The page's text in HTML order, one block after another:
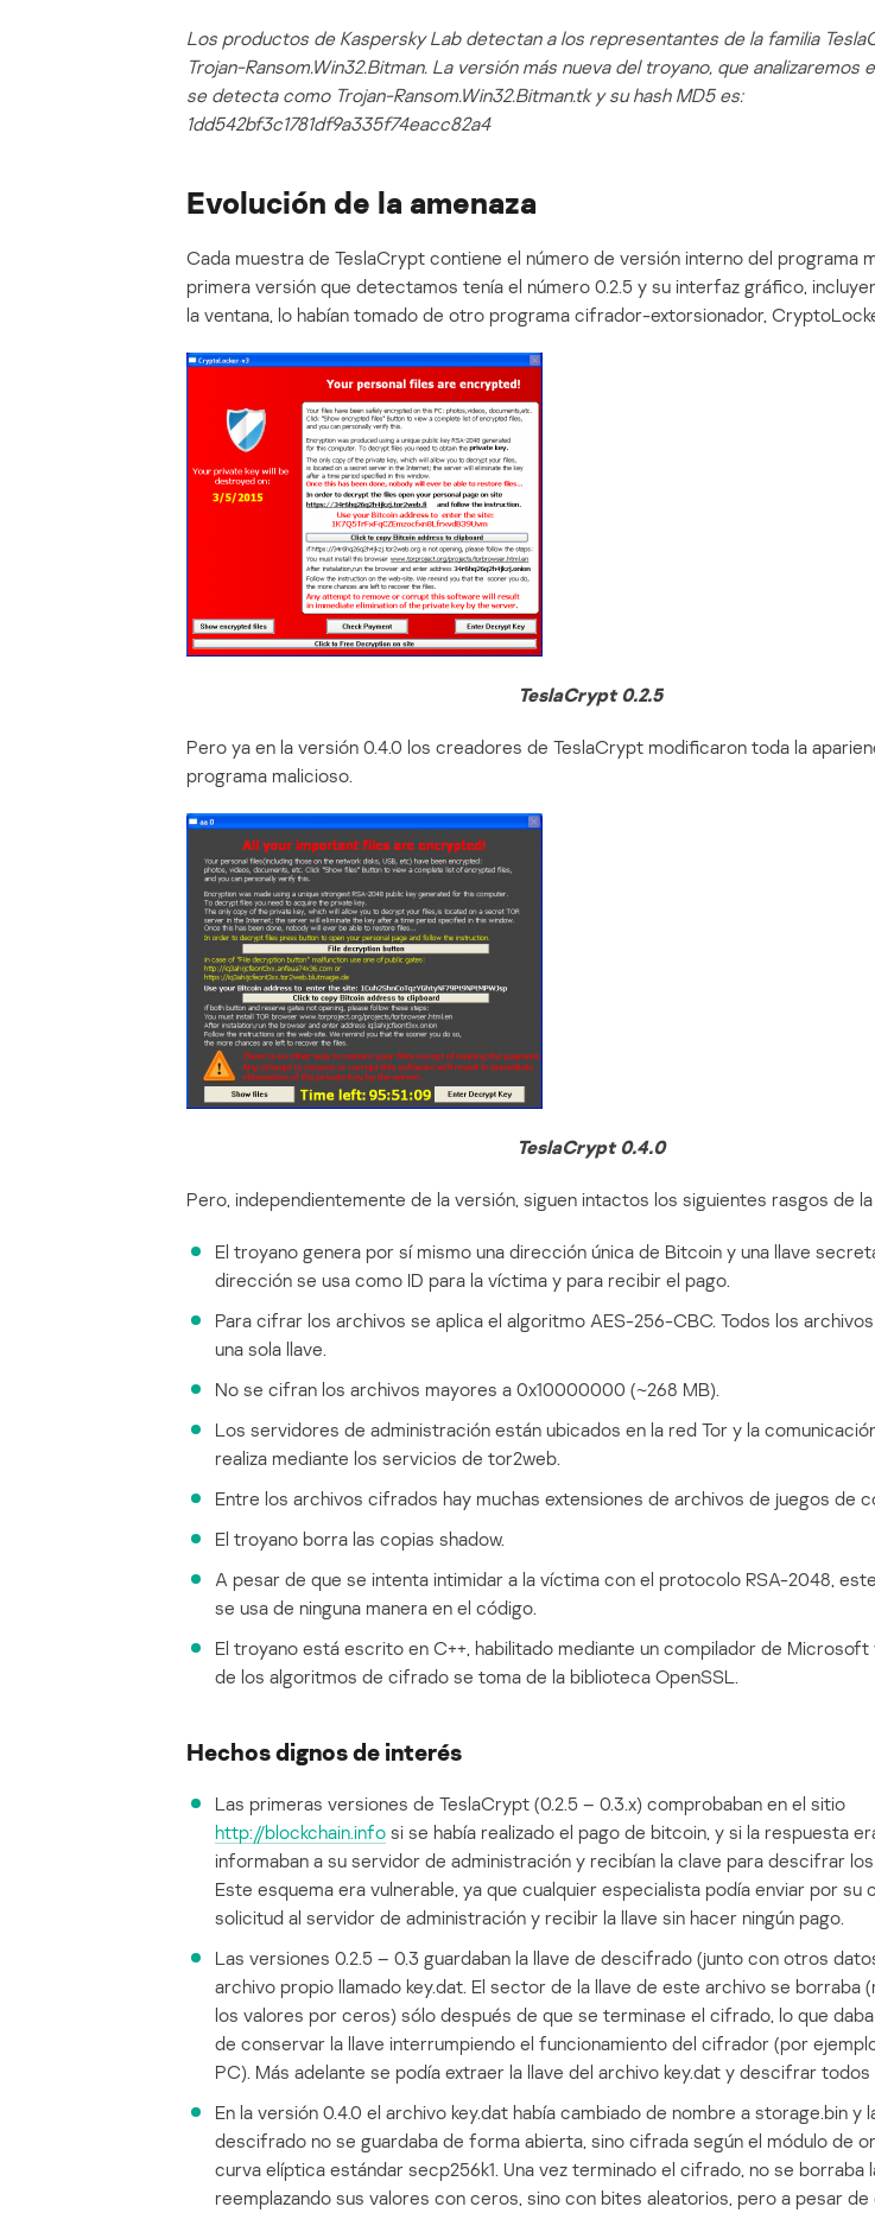
Los productos de Kaspersky Lab detectan a los representantes de la familia
Trojan-Ransom.Win32.Bitman. La versión más nueva del troyano, que analizaremos
se detecta como Trojan-Ransom.Win32.Bitman.tk y su hash MD5 es:
1dd542bf3c1781df9a335f74eacc82a4
Evolución de la amenaza
Cada muestra de TeslaCrypt contiene el número de versión interno del programa
primera versión que detectamos tenía el número 0.2.5 y su interfaz gráfico,
la ventana, lo habían tomado de otro programa cifrador-extorsionador,
TeslaCrypt 0.2.5
Pero ya en la versión 0.4.0 los creadores de TeslaCrypt modificaron toda la
programa malicioso.
TeslaCrypt 0.4.0
Pero, independientemente de la versión, siguen intactos los siguientes rasgos de
El troyano genera por sí mismo una dirección única de Bitcoin y una llave
dirección se usa como ID para la víctima y para recibir el pago.
Para cifrar los archivos se aplica el algoritmo AES-256-CBC. Todos los
una sola llave.
No se cifran los archivos mayores a 0x10000000 (~268 MB).
Los servidores de administración están ubicados en la red Tor y la
realiza mediante los servicios de tor2web.
Entre los archivos cifrados hay muchas extensiones de archivos de juegos de
El troyano borra las copias shadow.
A pesar de que se intenta intimidar a la víctima con el protocolo RSA-2048,
se usa de ninguna manera en el código.
El troyano está escrito en C++, habilitado mediante un compilador de Microsoft
de los algoritmos de cifrado se toma de la biblioteca OpenSSL.
Hechos dignos de interés
Las primeras versiones de TeslaCrypt (0.2.5 – 0.3.x) comprobaban en el sitio
http://blockchain.info si se había realizado el pago de bitcoin, y si la respuesta
informaban a su servidor de administración y recibían la clave para descifrar
Este esquema era vulnerable, ya que cualquier especialista podía enviar por su
solicitud al servidor de administración y recibir la llave sin hacer ningún pago.
Las versiones 0.2.5 – 0.3 guardaban la llave de descifrado (junto con otros
archivo propio llamado key.dat. El sector de la llave de este archivo se borraba
los valores por ceros) sólo después de que se terminase el cifrado, lo que
de conservar la llave interrumpiendo el funcionamiento del cifrador (por
PC). Más adelante se podía extraer la llave del archivo key.dat y descifrar
En la versión 0.4.0 el archivo key.dat había cambiado de nombre a storage.bin y
descifrado no se guardaba de forma abierta, sino cifrada según el módulo de
curva elíptica estándar secp256k1. Una vez terminado el cifrado, no se borraba
reemplazando sus valores con ceros, sino con bites aleatorios, pero a pesar